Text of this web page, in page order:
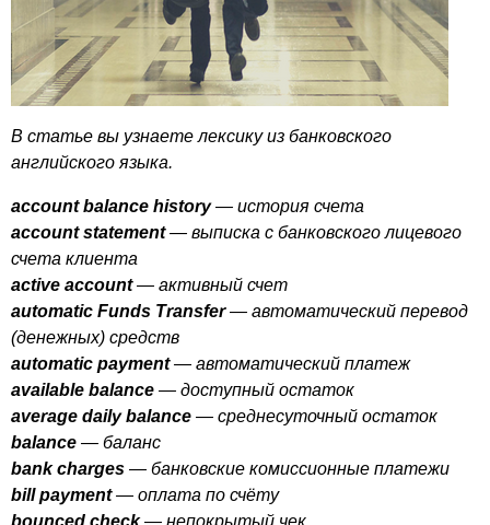
В статье вы узнаете лексику из банковского
английского языка.
account balance history— история счета
account statement— выписка с банковского лицевого
счета клиента
active account— активный счет
automatic Funds Transfer— автоматический перевод
(денежных) средств
automatic payment — автоматический платеж
available balance — доступный остаток
average daily balance — среднесуточный остаток
balance — баланс
bank charges — банковские комиссионные платежи
bill payment— оплата по счёту
bounced check— непокрытый чек